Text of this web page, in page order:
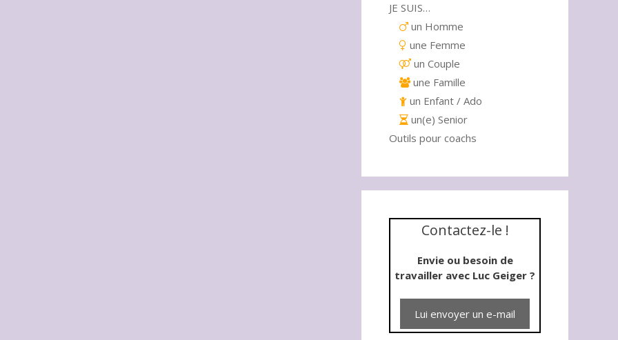
JE SUIS…
un Homme
une Femme
un Couple
une Famille
un Enfant / Ado
un(e) Senior
Outils pour coachs
Contactez-le !
Envie ou besoin de
travailler avec Luc Geiger ?